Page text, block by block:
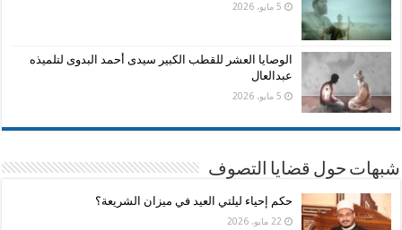
5 مايو، 2026
الوصايا العشر للقطب الكبير سيدى أحمد البدوى لتلميذه
عبدالعال
5 مايو، 2026
شبهات حول قضايا التصوف
حكم إحياء ليلتي العيد في ميزان الشريعة؟
22 مايو، 2026